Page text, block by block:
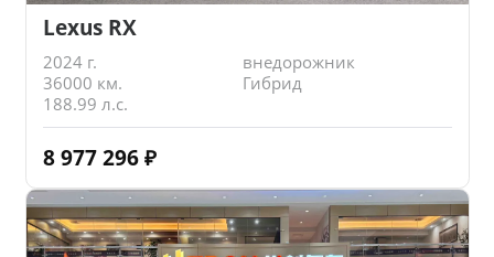
Lexus RX
2024 г.
внедорожник
36000 км.
Гибрид
188.99 л.с.
8 977 296 ₽